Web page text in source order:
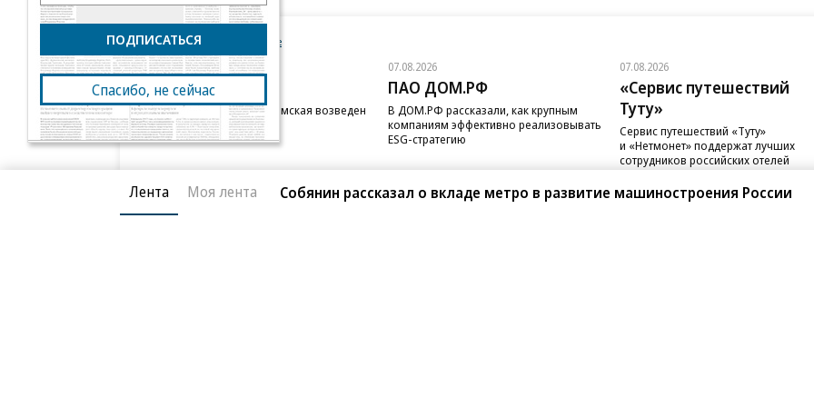
Новости компаний Все
07.08.2026
STONE
Бизнес-центр STONE Римская возведен
в полную высоту
07.08.2026
ПАО ДОМ.РФ
В ДОМ.РФ рассказали, как крупным
компаниям эффективно реализовывать
ESG-стратегию
07.08.2026
«Сервис путешествий
Туту»
Сервис путешествий «Туту»
и «Нетмонет» поддержат лучших
сотрудников российских отелей
Лента Моя лента Собянин рассказал о вкладе метро в развитие машиностроения России
ПОДПИСАТЬСЯ
Спасибо, не сейчас